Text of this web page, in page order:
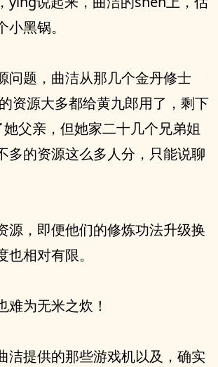
黑锅。
问题，曲洁从那几个金丹修士
资源大多都给黄九郎用了，剩下
父亲，但她家二十几个兄弟姐
多的资源这么多人分，只能说聊
源，即便他们的修炼功法升级换
相对有限。
难为无米之炊！
洁提供的那些游戏机以及，确实